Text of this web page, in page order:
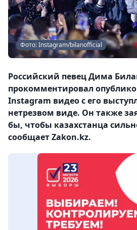
Фото: Instagram/bilanofficial
Российский певец Дима
прокомментировал
Instagram видео с его
нетрезвом виде. Он также
бы, чтобы казахстанца
сообщает Zakon.kz.